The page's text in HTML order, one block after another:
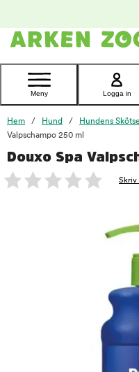
Kontakta
Meny Logga in
Hem Hund Hundens Skötsel
Valpschampo 250 ml
Douxo Spa
Skriv
foo